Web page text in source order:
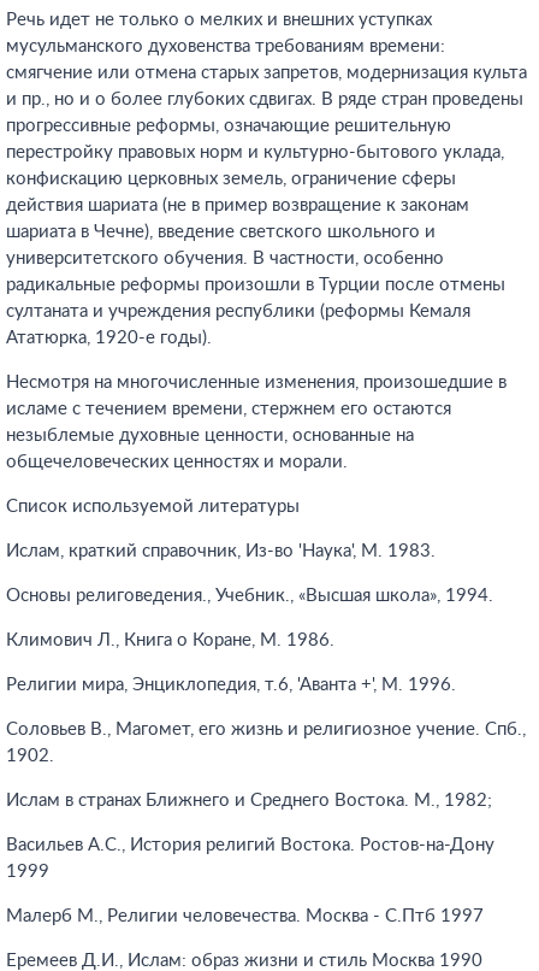
Речь идет не только о мелких и внешних уступках
мусульманского духовенства требованиям времени:
смягчение или отмена старых запретов, модернизация культа
и пр., но и о более глубоких сдвигах. В ряде стран проведены
прогрессивные реформы, означающие решительную
перестройку правовых норм и культурно-бытового уклада,
конфискацию церковных земель, ограничение сферы
действия шариата (не в пример возвращение к законам
шариата в Чечне), введение светского школьного и
университетского обучения. В частности, особенно
радикальные реформы произошли в Турции после отмены
султаната и учреждения республики (реформы Кемаля
Ататюрка, 1920-е годы).
Несмотря на многочисленные изменения, произошедшие в
исламе с течением времени, стержнем его остаются
незыблемые духовные ценности, основанные на
общечеловеческих ценностях и морали.
Список используемой литературы
Ислам, краткий справочник, Из-во 'Наука', М. 1983.
Основы религоведения., Учебник., «Высшая школа», 1994.
Климович Л., Книга о Коране, М. 1986.
Религии мира, Энциклопедия, т.6, 'Аванта +', М. 1996.
Соловьев В., Магомет, его жизнь и религиозное учение. Спб.,
1902.
Ислам в странах Ближнего и Среднего Востока. М., 1982;
Васильев А.С., История религий Востока. Ростов-на-Дону
1999
Малерб М., Религии человечества. Москва - С.Птб 1997
Еремеев Д.И., Ислам: образ жизни и стиль Москва 1990